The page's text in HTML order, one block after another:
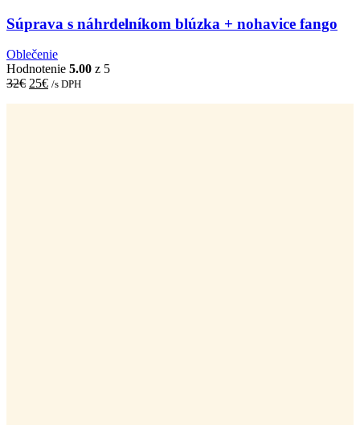
Súprava s náhrdelníkom blúzka + nohavice fango
Oblečenie
Hodnotenie 5.00 z 5
32€ Original
25€Current
/s DPH